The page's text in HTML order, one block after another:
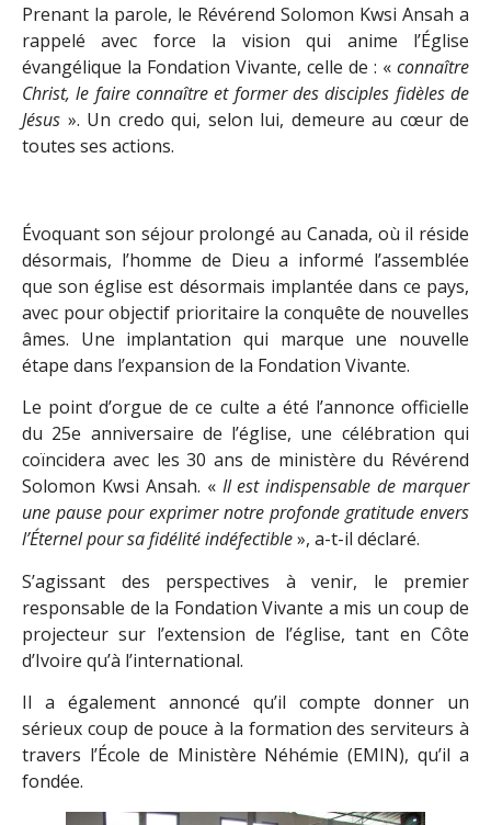
Prenant la parole, le Révérend Solomon Kwsi Ansah a
rappelé avec force la vision qui anime l’Église
évangélique la Fondation Vivante, celle de : « connaître
Christ, le faire connaître et former des disciples fidèles de
Jésus ». Un credo qui, selon lui, demeure au cœur de
toutes ses actions.
Évoquant son séjour prolongé au Canada, où il réside
désormais, l’homme de Dieu a informé l’assemblée
que son église est désormais implantée dans ce pays,
avec pour objectif prioritaire la conquête de nouvelles
âmes. Une implantation qui marque une nouvelle
étape dans l’expansion de la Fondation Vivante.
Le point d’orgue de ce culte a été l’annonce officielle
du 25e anniversaire de l’église, une célébration qui
coïncidera avec les 30 ans de ministère du Révérend
Solomon Kwsi Ansah. « Il est indispensable de marquer
une pause pour exprimer notre profonde gratitude envers
l’Éternel pour sa fidélité indéfectible», a-t-il déclaré.
S’agissant des perspectives à venir, le premier
responsable de la Fondation Vivante a mis un coup de
projecteur sur l’extension de l’église, tant en Côte
d’Ivoire qu’à l’international.
Il a également annoncé qu’il compte donner un
sérieux coup de pouce à la formation des serviteurs à
travers l’École de Ministère Néhémie (EMIN), qu’il a
fondée.